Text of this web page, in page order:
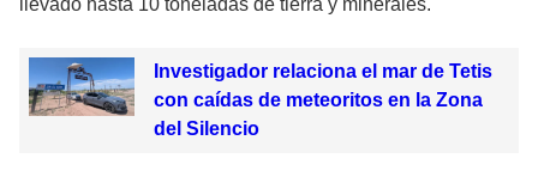
Investigador relaciona el mar de Tetis
con caídas de meteoritos en la Zona
del Silencio